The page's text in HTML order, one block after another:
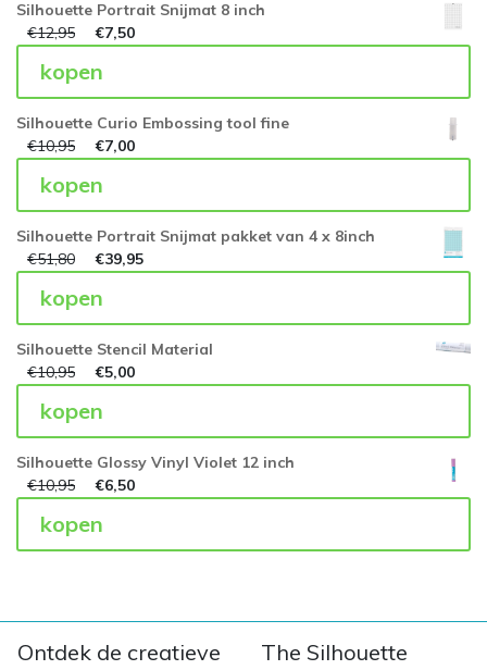
Silhouette Portrait Snijmat 8 inch
€12,95 €7,50
kopen
Silhouette Curio Embossing tool fine
€10,95 €7,00
kopen
Silhouette Portrait Snijmat pakket van 4 x 8inch
€51,80 €39,95
kopen
Silhouette Stencil Material
€10,95 €5,00
kopen
Silhouette Glossy Vinyl Violet 12 inch
€10,95 €6,50
kopen
Ontdek de creatieve
The Silhouette